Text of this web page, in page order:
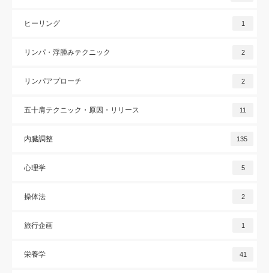
ヒーリング 1
リンパ・浮腫みテクニック 2
リンパアプローチ 2
五十肩テクニック・原因・リリース 11
内臓調整 135
心理学 5
操体法 2
旅行企画 1
栄養学 41